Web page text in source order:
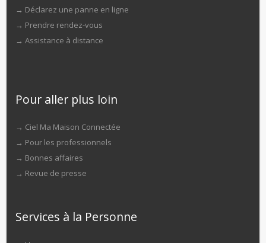
→ Déclarez une panne en ligne
→ Prendre rendez-vous
→ Assistance à distance
Pour aller plus loin
→ Ciel Ma Maison Connectée
→ Pour les professionnels
→ Bonnes affaires
→ Revue de presse
Services à la Personne